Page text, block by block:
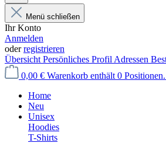
Menü schließen
Ihr Konto
Anmelden
oderregistrieren
Übersicht Persönliches Profil Adressen
0,00 € Warenkorb enthält 0
Home
Neu
Unisex
Hoodies
T-Shirts